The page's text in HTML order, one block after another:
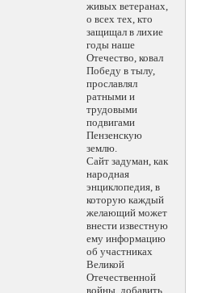
живых ветеранах,
о всех тех, кто
защищал в лихие
годы наше
Отечество, ковал
Победу в тылу,
прославлял
ратными и
трудовыми
подвигами
Пензенскую
землю.
Сайт задуман, как
народная
энциклопедия, в
которую каждый
желающий может
внести известную
ему информацию
об участниках
Великой
Отечественной
войны, добавить